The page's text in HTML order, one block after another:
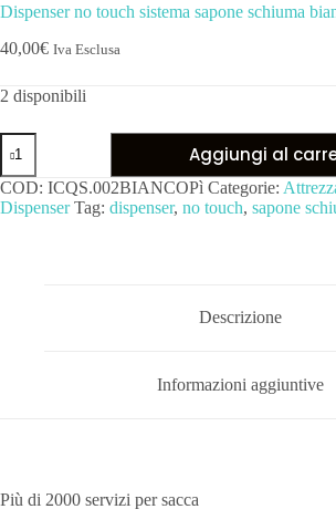
Dispenser no touch sistema sapone schiuma
40,00€ Iva Esclusa
2 disponibili
Aggiungi al
COD: ICQS.002BIANCOPì Categorie:
Dispenser Tag: dispenser, no touch, sapone
Descrizione
Informazioni aggiuntive
Più di 2000 servizi per sacca